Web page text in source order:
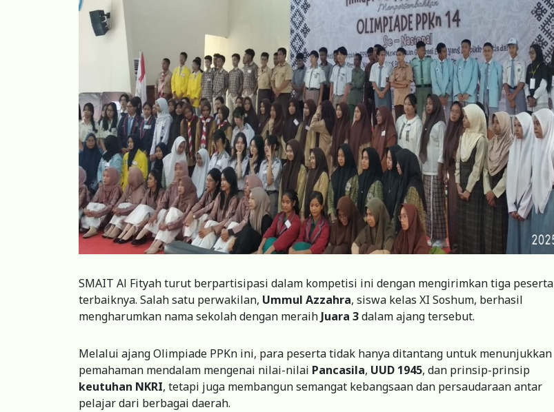
SMAIT Al Fityah turut berpartisipasi dalam kompetisi ini dengan mengirimkan tiga peserta
terbaiknya. Salah satu perwakilan, Ummul Azzahra, siswa kelas XI Soshum, berhasil
mengharumkan nama sekolah dengan meraih Juara 3dalam ajang tersebut.
Melalui ajang Olimpiade PPKn ini, para peserta tidak hanya ditantang untuk menunjukkan
pemahaman mendalam mengenai nilai-nilai Pancasila, UUD 1945, dan prinsip-prinsip
keutuhan NKRI, tetapi juga membangun semangat kebangsaan dan persaudaraan antar
pelajar dari berbagai daerah.